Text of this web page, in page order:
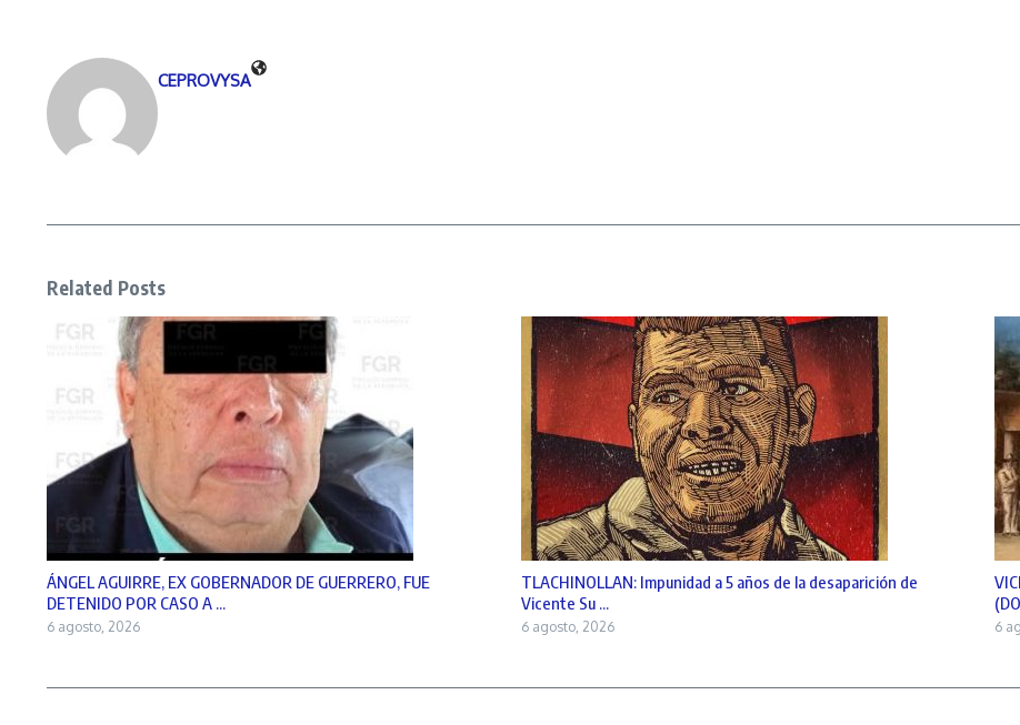
CEPROVYSA
Related Posts
ÁNGEL AGUIRRE, EX GOBERNADOR DE GUERRERO, FUE
DETENIDO POR CASO A ...
6 agosto, 2026
TLACHINOLLAN: Impunidad a 5 años de la desaparición de
Vicente Su ...
6 agosto, 2026 6